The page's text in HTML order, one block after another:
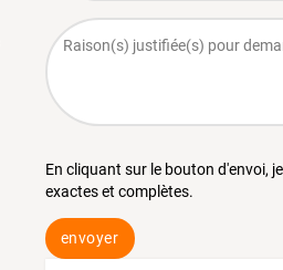
En cliquant sur le bouton d'envoi,
exactes et complètes.
envoyer